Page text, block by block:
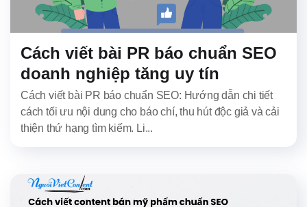
Cách viết bài PR báo chuẩn SEO
doanh nghiệp tăng uy tín
Cách viết bài PR báo chuẩn SEO: Hướng dẫn chi tiết
cách tối ưu nội dung cho báo chí, thu hút độc giả và cải
thiện thứ hạng tìm kiếm. Li...